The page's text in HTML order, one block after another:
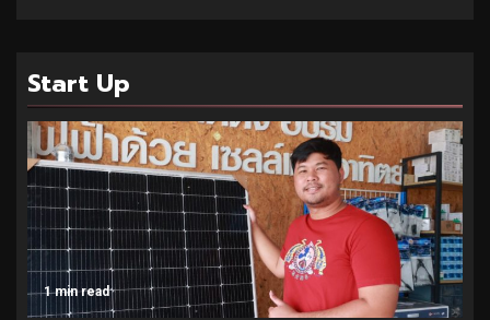
Start Up
1 min read